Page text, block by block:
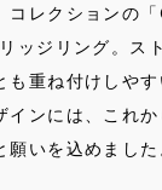
レクションの「
ッジリング。ス
も重ね付けしや
インには、これ
いを込めました